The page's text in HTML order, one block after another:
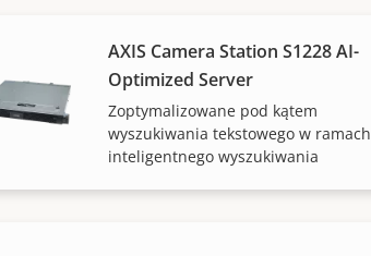
AXIS Camera Station S1228 AI-
Optimized Server
Zoptymalizowane pod kątem
wyszukiwania tekstowego w ramach
inteligentnego wyszukiwania